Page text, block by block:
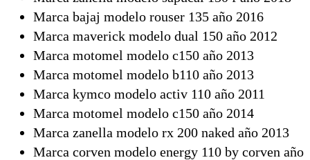
Marca bajaj modelo rouser 135 año 2016
Marca maverick modelo dual 150 año 2012
Marca motomel modelo c150 año 2013
Marca motomel modelo b110 año 2013
Marca kymco modelo activ 110 año 2011
Marca motomel modelo c150 año 2014
Marca zanella modelo rx 200 naked año 2013
Marca corven modelo energy 110 by corven año